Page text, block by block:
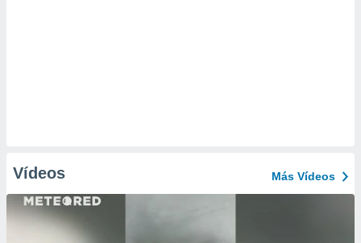
Vídeos Más Vídeos